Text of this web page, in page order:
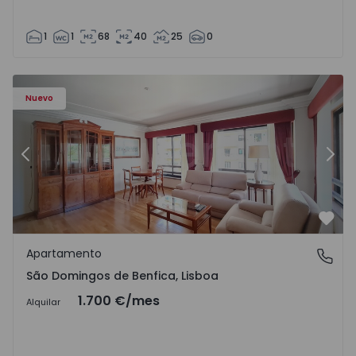
1 1 68 40 25 0
Nuevo
Anterior
São Domingos de Benfica, Lisboa
Apartamento
São Domingos de Benfica, Lisboa
Alquilar 1.700 €/mes